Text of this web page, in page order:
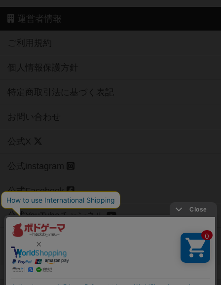
運営者情報
ご利用規約
個人情報保護方針
特定商取引法に基づく表記
お問い合わせ
公式X
公式instagram
公式Facebook
公式YouTubeチャンネル